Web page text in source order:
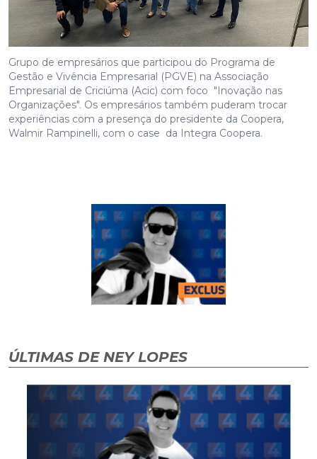
Grupo de empresários que participou do Programa de
Gestão e Vivência Empresarial (PGVE) na Associação
Empresarial de Criciúma (Acic) com foco "Inovação nas
Organizações". Os empresários também puderam trocar
experiências com a presença do presidente da Coopera,
Walmir Rampinelli, com o case da Integra Coopera.
ÚLTIMAS DE NEY LOPES